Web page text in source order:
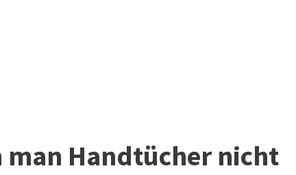
man Handtücher nicht